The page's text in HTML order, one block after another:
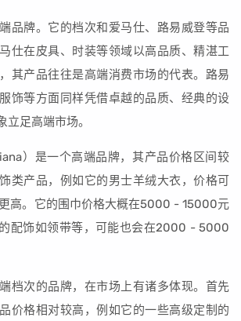
品牌。它的档次和爱马仕、路易威登等品
仕在皮具、时装等领域以高品质、精湛工
其产品往往是高端消费市场的代表。路易
饰等方面同样凭借卓越的品质、经典的设
足高端市场。
）是一个高端品牌，其产品价格区间较
类产品，例如它的男士羊绒大衣，价格可
高。它的围巾价格大概在5000 - 15000元
配饰如领带等，可能也会在2000 - 5000
档次的品牌，在市场上有诸多体现。首先
价格相对较高，例如它的一些高级定制的